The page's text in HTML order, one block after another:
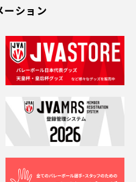
ーション